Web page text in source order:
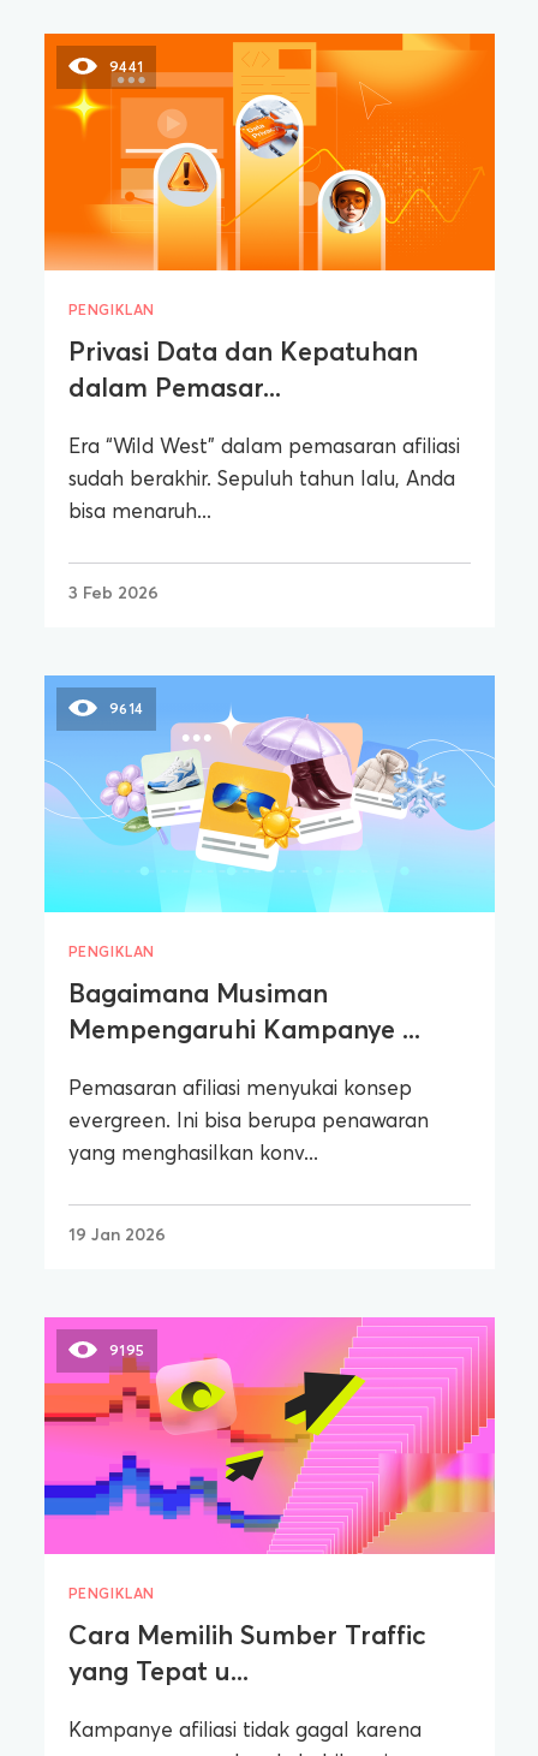
9441
PENGIKLAN
Privasi Data dan Kepatuhan
dalam Pemasar...
Era “Wild West” dalam pemasaran afiliasi
sudah berakhir. Sepuluh tahun lalu, Anda
bisa menaruh...
3 Feb 2026
9614
PENGIKLAN
Bagaimana Musiman
Mempengaruhi Kampanye ...
Pemasaran afiliasi menyukai konsep
evergreen. Ini bisa berupa penawaran
yang menghasilkan konv...
19 Jan 2026
9195
PENGIKLAN
Cara Memilih Sumber Traffic
yang Tepat u...
Kampanye afiliasi tidak gagal karena